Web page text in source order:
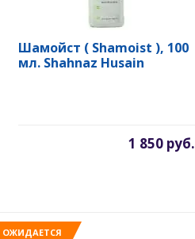
Шамойст ( Shamoist ), 100
мл. Shahnaz Husain
1 850 руб.
ОЖИДАЕТСЯ